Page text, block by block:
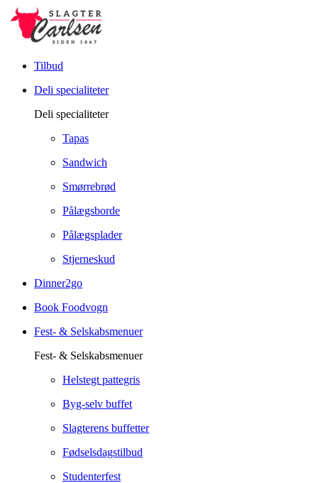
Tilbud
Deli specialiteter
Deli specialiteter
Tapas
Sandwich
Smørrebrød
Pålægsborde
Pålægsplader
Stjerneskud
Dinner2go
Book Foodvogn
Fest- & Selskabsmenuer
Fest- & Selskabsmenuer
Helstegt pattegris
Byg-selv buffet
Slagterens buffetter
Fødselsdagstilbud
Studenterfest